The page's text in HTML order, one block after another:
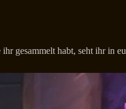
gesammelt habt, seht ihr